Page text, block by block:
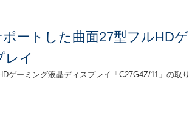
ートした曲面27型フルHDゲ
レイ
ゲーミング液晶ディスプレイ「C27G4Z/11」の取り